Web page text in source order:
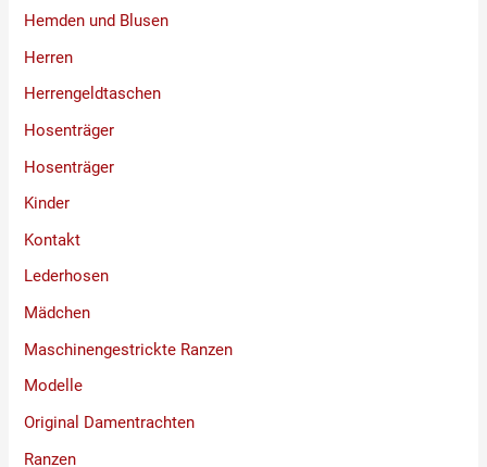
Hemden und Blusen
Herren
Herrengeldtaschen
Hosenträger
Hosenträger
Kinder
Kontakt
Lederhosen
Mädchen
Maschinengestrickte Ranzen
Modelle
Original Damentrachten
Ranzen